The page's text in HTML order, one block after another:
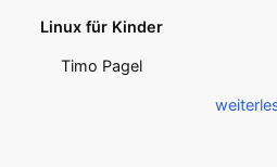
Linux für Kinder
Timo Pagel